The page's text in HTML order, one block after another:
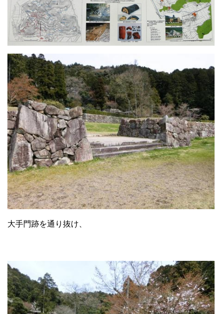
大手門跡を通り抜け、